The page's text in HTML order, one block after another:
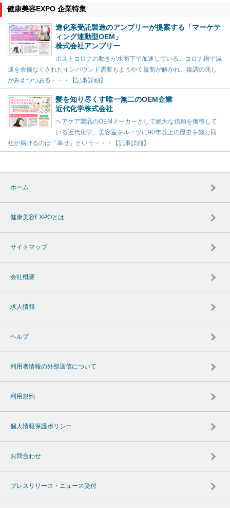
健康美容EXPO 企業特集
進化系受託製造のアンプリーが提案する「マーケテ
ィング連動型OEM」
株式会社アンプリー
ポストコロナの動きが水面下で加速している。コロナ禍で減
速を余儀なくされたインバウンド需要もようやく規制が解かれ、復調の兆し
がみえつつある・・・【記事詳細】
髪を知り尽くす唯一無二のOEM企業
近代化学株式会社
ヘアケア製品のOEMメーカーとして絶大な信頼を獲得して
いる近代化学。美容室をルーツに90年以上の歴史を刻む同
社が掲げるのは「幸せ」という・・・【記事詳細】
ホーム
健康美容EXPOとは
サイトマップ
会社概要
求人情報
ヘルプ
利用者情報の外部送信について
利用規約
個人情報保護ポリシー
お問合わせ
プレスリリース・ニュース受付